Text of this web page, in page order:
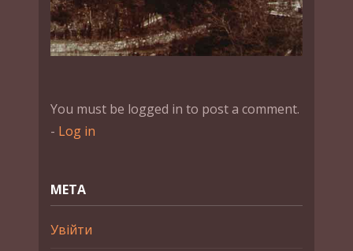
You must be logged in to post a comment.
- Log in
МЕТА
Увійти